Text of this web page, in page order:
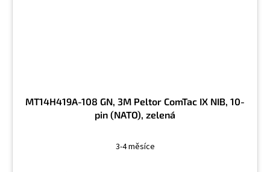
MT14H419A-108 GN, 3M Peltor ComTac IX NIB, 10-
pin (NATO), zelená
3-4 měsíce